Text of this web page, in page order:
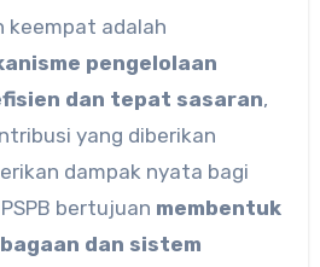
keempat adalah
pengelolaan
dan tepat sasaran,
yang diberikan
dampak nyata bagi
bertujuan membentuk
dan sistem